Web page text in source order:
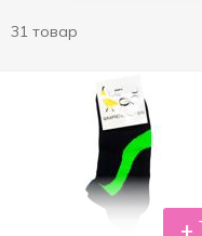
31 товар
+